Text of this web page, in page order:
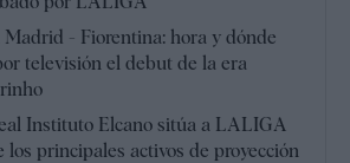
Madrid - Fiorentina: hora y dónde
televisión el debut de la era
Instituto Elcano sitúa a LALIGA
los principales activos de proyección